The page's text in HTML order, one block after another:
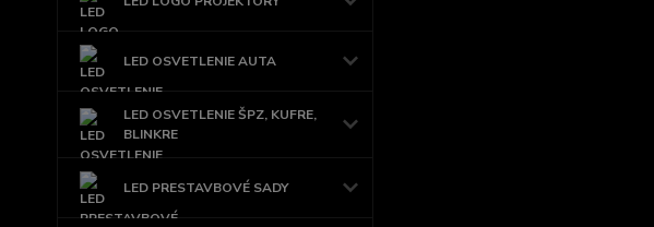
LED OSVETLENIE AUTA
LED OSVETLENIE ŠPZ, KUFRE,
BLINKRE
LED PRESTAVBOVÉ SADY